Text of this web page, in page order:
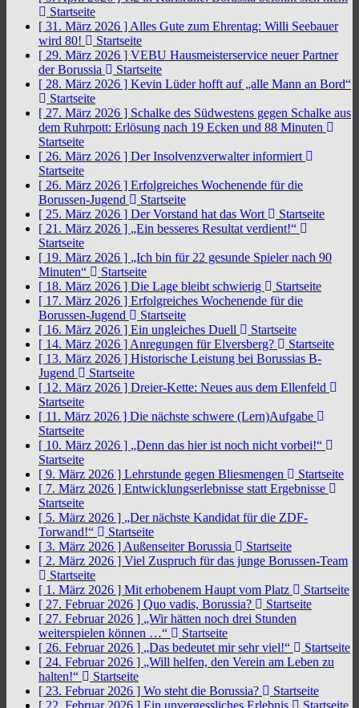
Startseite
[ 31. März 2026 ] Alles Gute zum Ehrentag: Willi Seebauer
wird 80!
Startseite
[ 29. März 2026 ] VEBU Hausmeisterservice neuer Partner
der Borussia
Startseite
[ 28. März 2026 ] Kevin Lüder hofft auf „alle Mann an Bord“
Startseite
[ 27. März 2026 ] Schalke des Südwestens gegen Schalke aus
dem Ruhrpott: Erlösung nach 19 Ecken und 88 Minuten
Startseite
[ 26. März 2026 ] Der Insolvenzverwalter informiert
Startseite
[ 26. März 2026 ] Erfolgreiches Wochenende für die
Borussen-Jugend
Startseite
[ 25. März 2026 ] Der Vorstand hat das Wort
Startseite
[ 21. März 2026 ] „Ein besseres Resultat verdient!“
Startseite
[ 19. März 2026 ] „Ich bin für 22 gesunde Spieler nach 90
Minuten“
Startseite
[ 18. März 2026 ] Die Lage bleibt schwierig
Startseite
[ 17. März 2026 ] Erfolgreiches Wochenende für die
Borussen-Jugend
Startseite
[ 16. März 2026 ] Ein ungleiches Duell
Startseite
[ 14. März 2026 ] Anregungen für Elversberg?
Startseite
[ 13. März 2026 ] Historische Leistung bei Borussias B-
Jugend
Startseite
[ 12. März 2026 ] Dreier-Kette: Neues aus dem Ellenfeld
Startseite
[ 11. März 2026 ] Die nächste schwere (Lern)Aufgabe
Startseite
[ 10. März 2026 ] „Denn das hier ist noch nicht vorbei!“
Startseite
[ 9. März 2026 ] Lehrstunde gegen Bliesmengen
Startseite
[ 7. März 2026 ] Entwicklungserlebnisse statt Ergebnisse
Startseite
[ 5. März 2026 ] „Der nächste Kandidat für die ZDF-
Torwand!“
Startseite
[ 3. März 2026 ] Außenseiter Borussia
Startseite
[ 2. März 2026 ] Viel Zuspruch für das junge Borussen-Team
Startseite
[ 1. März 2026 ] Mit erhobenem Haupt vom Platz
Startseite
[ 27. Februar 2026 ] Quo vadis, Borussia?
Startseite
[ 27. Februar 2026 ] „Wir hätten noch drei Stunden
weiterspielen können …“
Startseite
[ 26. Februar 2026 ] „Das bedeutet mir sehr viel!“
Startseite
[ 24. Februar 2026 ] „Will helfen, den Verein am Leben zu
halten!“
Startseite
[ 23. Februar 2026 ] Wo steht die Borussia?
Startseite
[ 22. Februar 2026 ] Ein unvergessliches Erlebnis
Startseite